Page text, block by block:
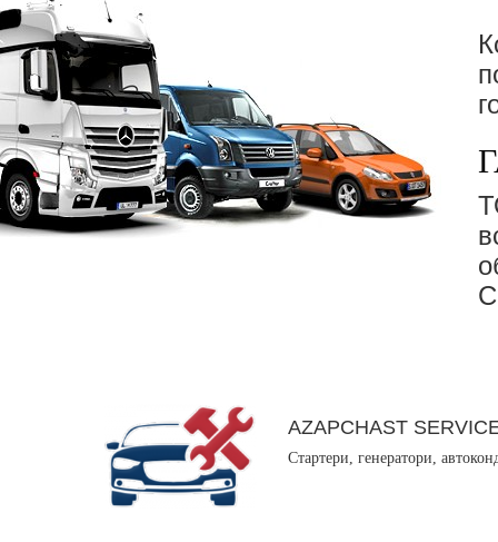
AZAPCHAST
Стартери, генератори,